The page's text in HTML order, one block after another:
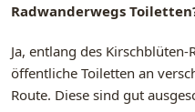
Radwanderwegs
Ja, entlang des
öffentliche Toiletten an
Route. Diese sind gut